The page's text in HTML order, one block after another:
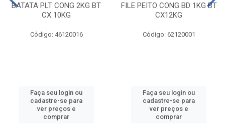
BATATA PLT CONG 2KG BT
CX 10KG
Código: 46120016
Faça seu login ou
cadastre-se para
ver preços e
comprar
FILE PEITO CONG BD 1KG BT
CX12KG
Código: 62120001
Faça seu login ou
cadastre-se para
ver preços e
comprar